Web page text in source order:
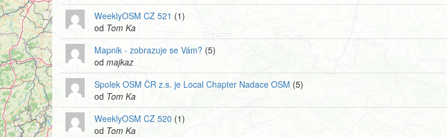
WeeklyOSM CZ 521 (1)
od Tom Ka
Mapnik - zobrazuje se Vám? (5)
od majkaz
Spolek OSM ČR z.s. je Local Chapter Nadace OSM (5)
od Tom Ka
WeeklyOSM CZ 520 (1)
od Tom Ka